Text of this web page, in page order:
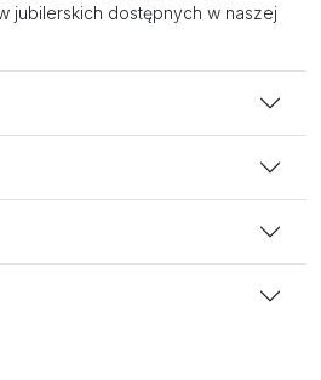
jubilerskich dostępnych w naszej